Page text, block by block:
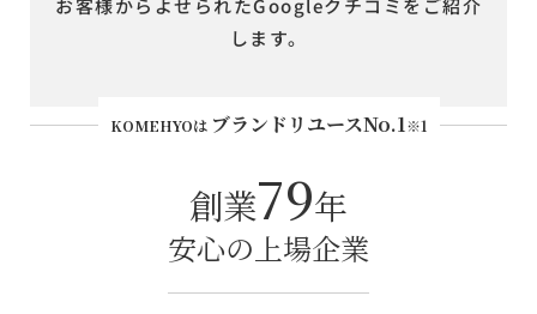
お客様からよせられたGoogleクチコミをご紹介
します。
KOMEHYOは ブランドリユースNo.1※1
創業79年
安心の上場企業